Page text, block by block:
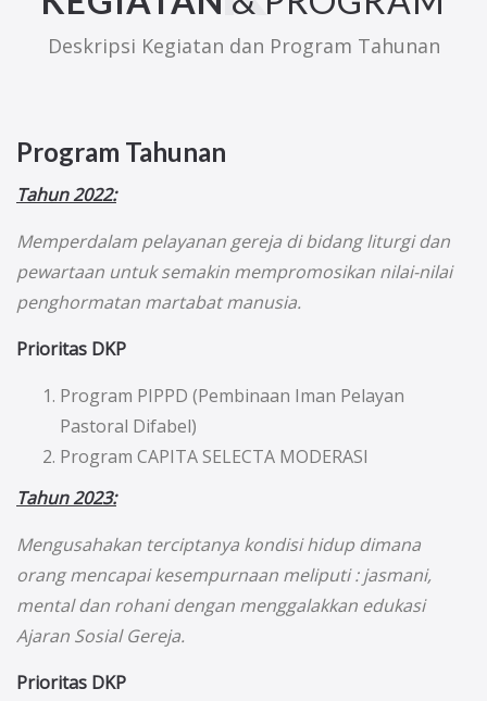
Deskripsi Kegiatan dan Program Tahunan
Program Tahunan
Tahun 2022:
Memperdalam pelayanan gereja di bidang liturgi dan
pewartaan untuk semakin mempromosikan nilai-nilai
penghormatan martabat manusia.
Prioritas DKP
Program PIPPD (Pembinaan Iman Pelayan
Pastoral Difabel)
Program CAPITA SELECTA MODERASI
Tahun 2023:
Mengusahakan terciptanya kondisi hidup dimana
orang mencapai kesempurnaan meliputi : jasmani,
mental dan rohani dengan menggalakkan edukasi
Ajaran Sosial Gereja.
Prioritas DKP